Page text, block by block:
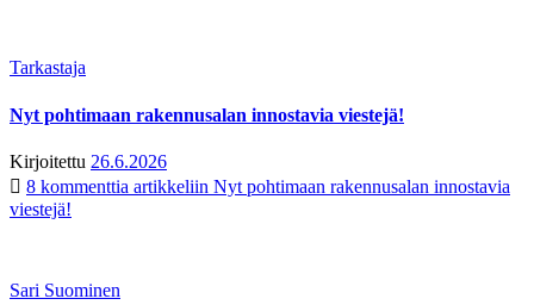
Tarkastaja
Nyt pohtimaan rakennusalan innostavia viestejä!
Kirjoitettu 26.6.2026
8 kommenttia artikkeliin Nyt pohtimaan rakennusalan innostavia
viestejä!
Sari Suominen